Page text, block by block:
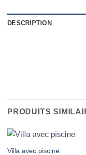
DESCRIPTION
PRODUITS
Villa avec piscine